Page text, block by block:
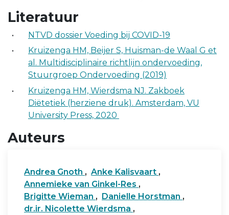
Literatuur
NTVD dossier Voeding bij COVID-19
Kruizenga HM, Beijer S, Huisman-de Waal G et
al. Multidisciplinaire richtlijn ondervoeding,
Stuurgroep Ondervoeding (2019)
Kruizenga HM, Wierdsma NJ. Zakboek
Diëtetiek (herziene druk). Amsterdam, VU
University Press, 2020
Auteurs
Andrea Gnoth , Anke Kalisvaart ,
Annemieke van Ginkel-Res ,
Brigitte Wieman , Danielle Horstman ,
dr.ir. Nicolette Wierdsma ,